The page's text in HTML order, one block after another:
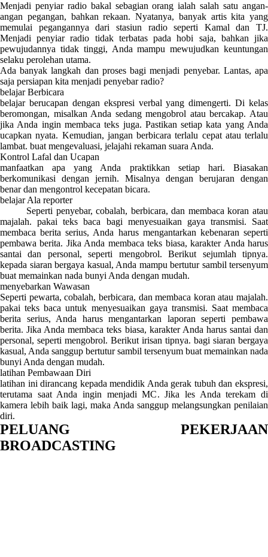
Menjadi penyiar radio bakal sebagian orang ialah salah satu angan-
angan pegangan, bahkan rekaan. Nyatanya, banyak artis kita yang
memulai pegangannya dari stasiun radio seperti Kamal dan TJ.
Menjadi penyiar radio tidak terbatas pada hobi saja, bahkan jika
pewujudannya tidak tinggi, Anda mampu mewujudkan keuntungan
selaku perolehan utama.
Ada banyak langkah dan proses bagi menjadi penyebar. Lantas, apa
saja persiapan kita menjadi penyebar radio?
belajar Berbicara
belajar berucapan dengan ekspresi verbal yang dimengerti. Di kelas
beromongan, misalkan Anda sedang mengobrol atau bercakap. Atau
jika Anda ingin membaca teks juga. Pastikan setiap kata yang Anda
ucapkan nyata. Kemudian, jangan berbicara terlalu cepat atau terlalu
lambat. buat mengevaluasi, jelajahi rekaman suara Anda.
Kontrol Lafal dan Ucapan
manfaatkan apa yang Anda praktikkan setiap hari. Biasakan
berkomunikasi dengan jernih. Misalnya dengan berujaran dengan
benar dan mengontrol kecepatan bicara.
belajar Ala reporter
Seperti penyebar, cobalah, berbicara, dan membaca koran atau
majalah. pakai teks baca bagi menyesuaikan gaya transmisi. Saat
membaca berita serius, Anda harus mengantarkan kebenaran seperti
pembawa berita. Jika Anda membaca teks biasa, karakter Anda harus
santai dan personal, seperti mengobrol. Berikut sejumlah tipnya.
kepada siaran bergaya kasual, Anda mampu bertutur sambil tersenyum
buat memainkan nada bunyi Anda dengan mudah.
menyebarkan Wawasan
Seperti pewarta, cobalah, berbicara, dan membaca koran atau majalah.
pakai teks baca untuk menyesuaikan gaya transmisi. Saat membaca
berita serius, Anda harus mengantarkan laporan seperti pembawa
berita. Jika Anda membaca teks biasa, karakter Anda harus santai dan
personal, seperti mengobrol. Berikut irisan tipnya. bagi siaran bergaya
kasual, Anda sanggup bertutur sambil tersenyum buat memainkan nada
bunyi Anda dengan mudah.
latihan Pembawaan Diri
latihan ini dirancang kepada mendidik Anda gerak tubuh dan ekspresi,
terutama saat Anda ingin menjadi MC. Jika les Anda terekam di
kamera lebih baik lagi, maka Anda sanggup melangsungkan penilaian
diri.
PELUANG PEKERJAAN
BROADCASTING